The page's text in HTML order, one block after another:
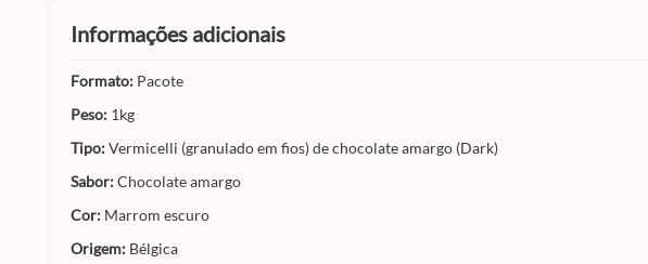
informações adicionais
Formato: Pacote
Peso: 1kg
Tipo:Vermicelli (granulado em fios) de chocolate amargo (Dark)
Sabor:Chocolate amargo
Cor: Marrom escuro
Origem: Bélgica